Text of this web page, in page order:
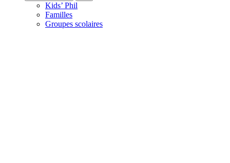
Kids’ Phil
Familles
Groupes scolaires